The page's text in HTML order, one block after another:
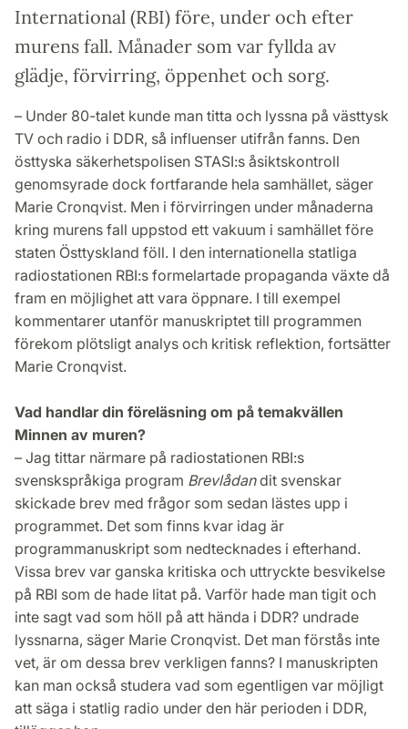
International (RBI) före, under och efter
murens fall. Månader som var fyllda av
glädje, förvirring, öppenhet och sorg.
– Under 80-talet kunde man titta och lyssna på västtysk
TV och radio i DDR, så influenser utifrån fanns. Den
östtyska säkerhetspolisen STASI:s åsiktskontroll
genomsyrade dock fortfarande hela samhället, säger
Marie Cronqvist. Men i förvirringen under månaderna
kring murens fall uppstod ett vakuum i samhället före
staten Östtyskland föll. I den internationella statliga
radiostationen RBI:s formelartade propaganda växte då
fram en möjlighet att vara öppnare. I till exempel
kommentarer utanför manuskriptet till programmen
förekom plötsligt analys och kritisk reflektion, fortsätter
Marie Cronqvist.
Vad handlar din föreläsning om på temakvällen
Minnen av muren?
– Jag tittar närmare på radiostationen RBI:s
svenskspråkiga program Brevlådandit svenskar
skickade brev med frågor som sedan lästes upp i
programmet. Det som finns kvar idag är
programmanuskript som nedtecknades i efterhand.
Vissa brev var ganska kritiska och uttryckte besvikelse
på RBI som de hade litat på. Varför hade man tigit och
inte sagt vad som höll på att hända i DDR? undrade
lyssnarna, säger Marie Cronqvist. Det man förstås inte
vet, är om dessa brev verkligen fanns? I manuskripten
kan man också studera vad som egentligen var möjligt
att säga i statlig radio under den här perioden i DDR,